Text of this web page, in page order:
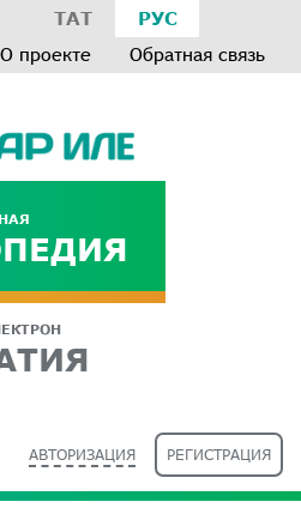
ТАТ РУС
О проекте Обратная связь
АВТОРИЗАЦИЯ РЕГИСТРАЦИЯ